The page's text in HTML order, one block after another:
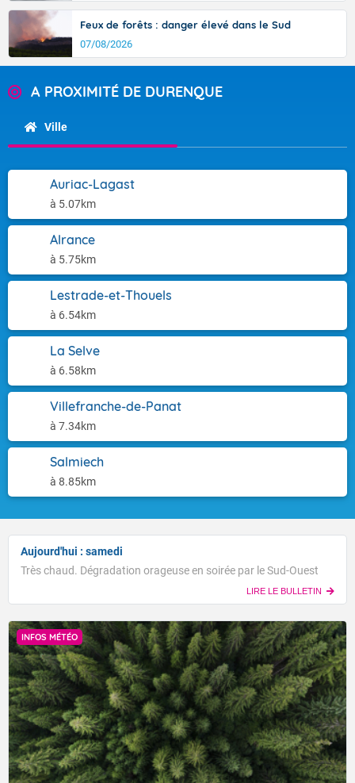
Feux de forêts : danger élevé dans le Sud
07/08/2026
A PROXIMITÉ DE DURENQUE
Ville
Auriac-Lagast
à 5.07km
Alrance
à 5.75km
Lestrade-et-Thouels
à 6.54km
La Selve
à 6.58km
Villefranche-de-Panat
à 7.34km
Salmiech
à 8.85km
Aujourd'hui : samedi
Très chaud. Dégradation orageuse en soirée par le Sud-Ouest
LIRE LE BULLETIN
INFOS MÉTÉO